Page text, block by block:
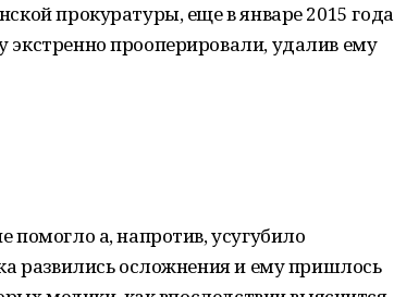
прокуратуры, еще в январе 2015 года
прооперировали, удалив ему
помогло а, напротив, усугубило
развились осложнения и ему пришлось